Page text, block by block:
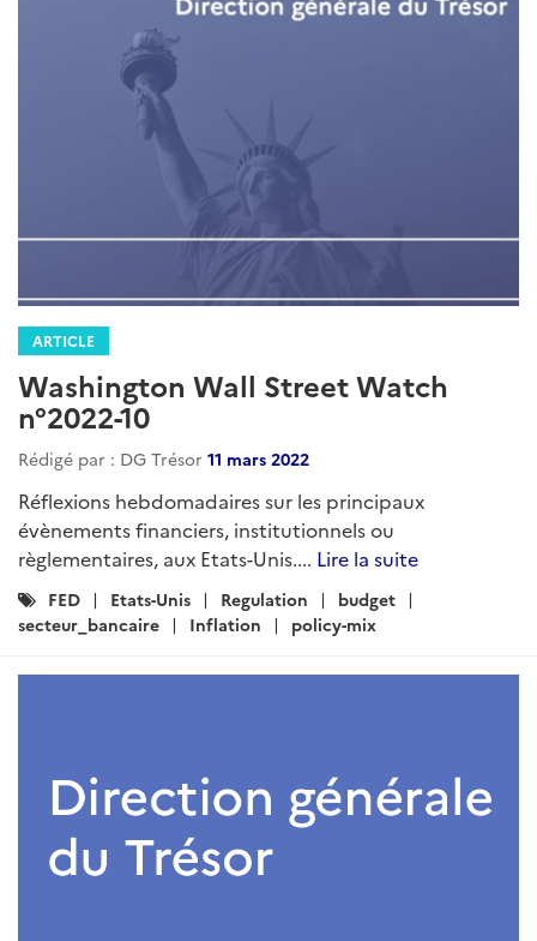
ARTICLE
Washington Wall Street Watch
n°2022-10
Rédigé par : DG Trésor 11 mars 2022
Réflexions hebdomadaires sur les principaux
évènements financiers, institutionnels ou
règlementaires, aux Etats-Unis.... Lire la suite
Catégories
:
FED Etats-Unis Regulation
budget
secteur_bancaire
Inflation policy-mix